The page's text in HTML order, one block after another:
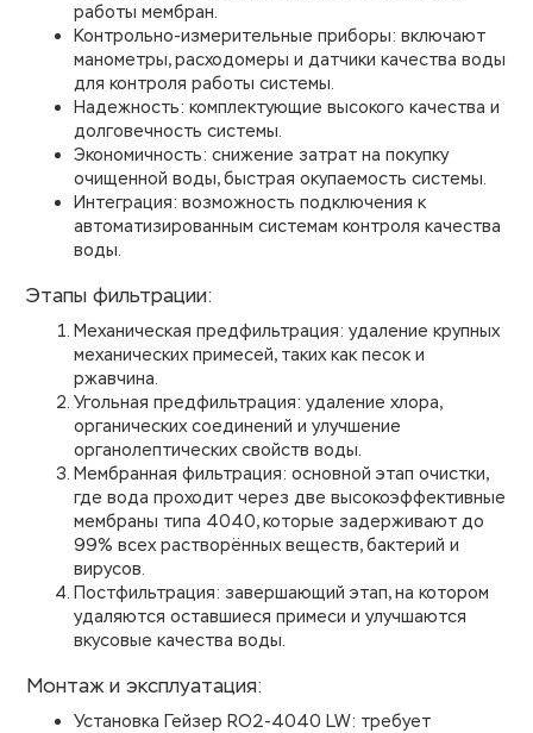
работы мембран.
Контрольно-измерительные приборы: включают
манометры, расходомеры и датчики качества воды
для контроля работы системы.
Надежность: комплектующие высокого качества и
долговечность системы.
Экономичность: снижение затрат на покупку
очищенной воды, быстрая окупаемость системы.
Интеграция: возможность подключения к
автоматизированным системам контроля качества
воды.
Этапы фильтрации:
Механическая предфильтрация: удаление крупных
механических примесей, таких как песок и
ржавчина.
Угольная предфильтрация: удаление хлора,
органических соединений и улучшение
органолептических свойств воды.
Мембранная фильтрация: основной этап очистки,
где вода проходит через две высокоэффективные
мембраны типа 4040, которые задерживают до
99% всех растворённых веществ, бактерий и
вирусов.
Постфильтрация: завершающий этап, на котором
удаляются оставшиеся примеси и улучшаются
вкусовые качества воды.
Монтаж и эксплуатация:
Установка Гейзер RO2-4040 LW: требует